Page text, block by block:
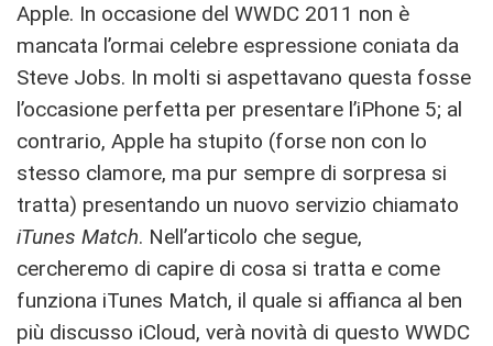
Apple. In occasione del WWDC 2011 non è
mancata l’ormai celebre espressione coniata da
Steve Jobs. In molti si aspettavano questa fosse
l’occasione perfetta per presentare l’iPhone 5; al
contrario, Apple ha stupito (forse non con lo
stesso clamore, ma pur sempre di sorpresa si
tratta) presentando un nuovo servizio chiamato
iTunes Match. Nell’articolo che segue,
cercheremo di capire di cosa si tratta e come
funziona iTunes Match, il quale si affianca al ben
più discusso iCloud, verà novità di questo WWDC